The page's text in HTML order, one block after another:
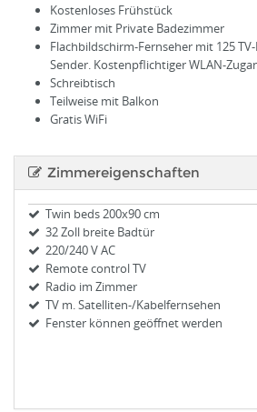
Kostenloses Frühstück
Zimmer mit Private Badezimmer
Flachbildschirm-Fernseher mit 125
Sender. Kostenpflichtiger WLAN-
Schreibtisch
Teilweise mit Balkon
Gratis WiFi
Zimmereigenschaften
Twin beds 200x90 cm
32 Zoll breite Badtür
220/240 V AC
Remote control TV
Radio im Zimmer
TV m. Satelliten-/Kabelfernsehen
Fenster können geöffnet werden